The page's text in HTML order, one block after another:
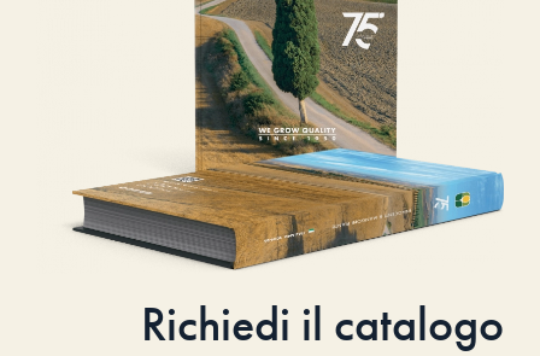
Richiedi il catalogo